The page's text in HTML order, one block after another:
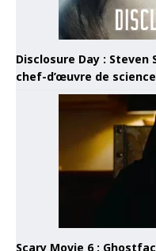
Disclosure Day :
chef-d’œuvre de
Scary Movie 6 :